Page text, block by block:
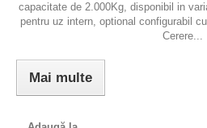
capacitate de 2.000Kg, disponibil in
pentru uz intern, optional configurabil
Cerere...
Mai multe